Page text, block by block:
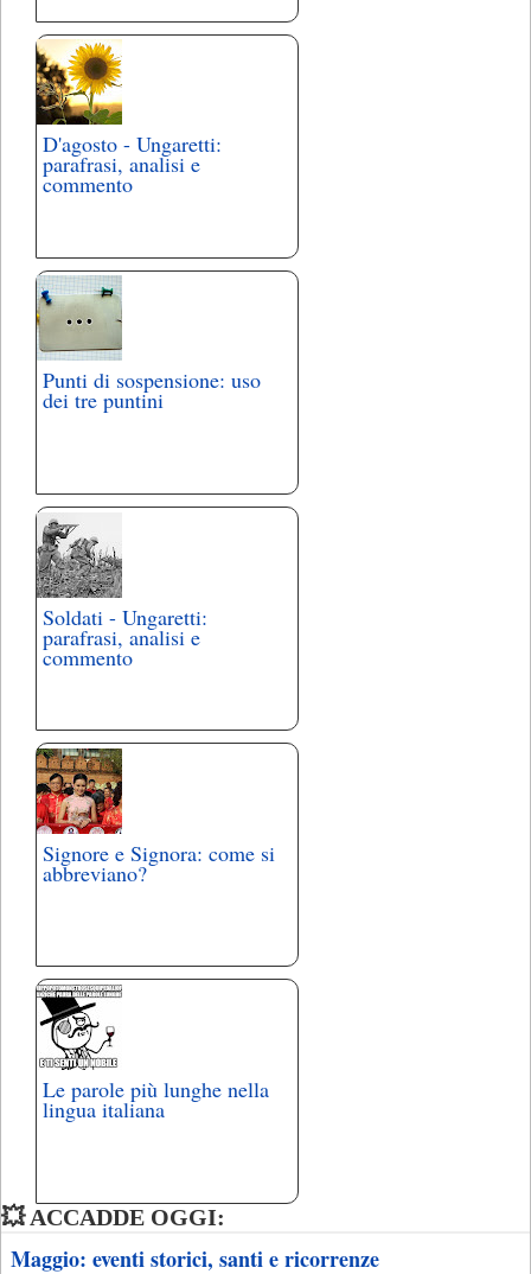
D'agosto - Ungaretti:
parafrasi, analisi e
commento
Punti di sospensione: uso
dei tre puntini
Soldati - Ungaretti:
parafrasi, analisi e
commento
Signore e Signora: come si
abbreviano?
Le parole più lunghe nella
lingua italiana
💥 ACCADDE OGGI:
Maggio: eventi storici, santi e ricorrenze